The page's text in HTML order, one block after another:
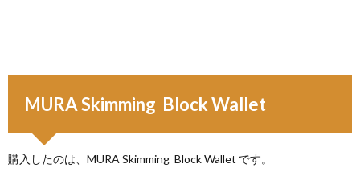
MURA Skimming Block Wallet
購入したのは、MURA Skimming Block Wallet です。